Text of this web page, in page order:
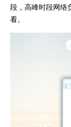
段，高峰时段网络
看。